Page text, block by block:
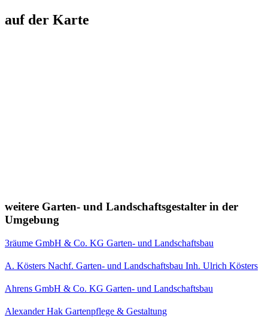
auf der Karte
weitere Garten- und Landschaftsgestalter in der
Umgebung
3räume GmbH & Co. KG Garten- und Landschaftsbau
A. Kösters Nachf. Garten- und Landschaftsbau Inh. Ulrich Kösters
Ahrens GmbH & Co. KG Garten- und Landschaftsbau
Alexander Hak Gartenpflege & Gestaltung